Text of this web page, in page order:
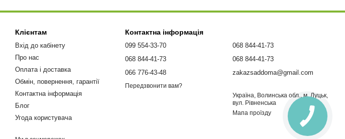
Клієнтам
Вхід до кабінету
Про нас
Оплата і доставка
Обмін, повернення, гарантії
Контактна інформація
Блог
Угода користувача
Контактна інформація
099 554-33-70
068 844-41-73
066 776-43-48
Передзвонити вам?
068 844-41-73
068 844-41-73
zakazsaddoma@gmail.com
Україна, Волинська обл., м. Луцьк,
вул. Рівненська
Мапа проїзду